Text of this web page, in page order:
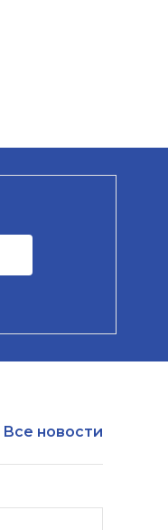
Все новости